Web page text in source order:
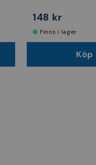
148 kr
Finns i lager
Köp